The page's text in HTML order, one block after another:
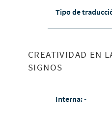
Tipo de
CREATIVIDAD EN
SIGNOS
Interna:-